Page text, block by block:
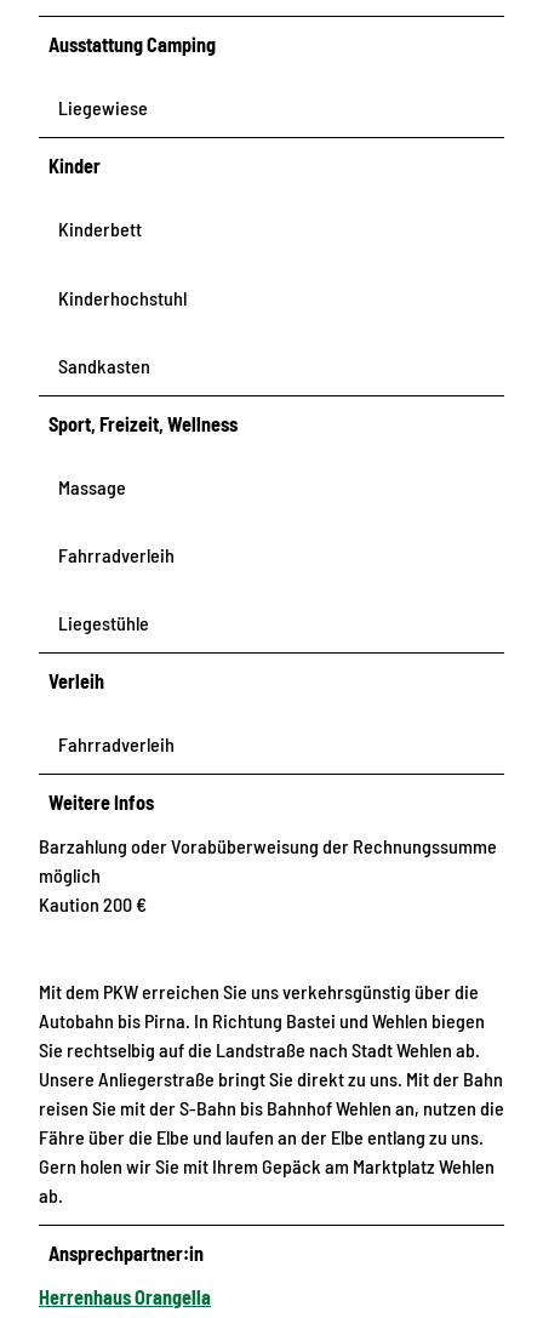
Ausstattung Camping
Liegewiese
Kinder
Kinderbett
Kinderhochstuhl
Sandkasten
Sport, Freizeit, Wellness
Massage
Fahrradverleih
Liegestühle
Verleih
Fahrradverleih
Weitere Infos
Barzahlung oder Vorabüberweisung der Rechnungssumme
möglich
Kaution 200 €
Mit dem PKW erreichen Sie uns verkehrsgünstig über die
Autobahn bis Pirna. In Richtung Bastei und Wehlen biegen
Sie rechtselbig auf die Landstraße nach Stadt Wehlen ab.
Unsere Anliegerstraße bringt Sie direkt zu uns. Mit der Bahn
reisen Sie mit der S-Bahn bis Bahnhof Wehlen an, nutzen die
Fähre über die Elbe und laufen an der Elbe entlang zu uns.
Gern holen wir Sie mit Ihrem Gepäck am Marktplatz Wehlen
ab.
Ansprechpartner:in
Herrenhaus Orangella